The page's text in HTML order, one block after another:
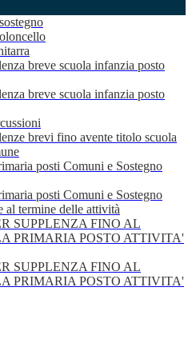
breve scuola infanzia posto
breve scuola infanzia posto
brevi fino avente titolo scuola
posti Comuni e Sostegno
posti Comuni e Sostegno
al termine delle attività
SUPPLENZA FINO AL
PRIMARIA POSTO ATTIVITA'
SUPPLENZA FINO AL
PRIMARIA POSTO ATTIVITA'